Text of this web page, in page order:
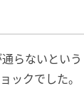
らないという
ックでした。